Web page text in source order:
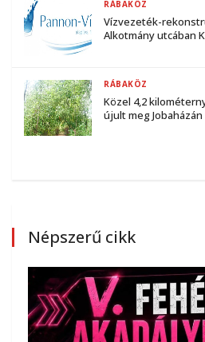
Vízvezeték-
Alkotmány utcában
RÁBAKÖZ
Közel 4,2
újult meg Jobaházán
RÁBAKÖZ
Népszerű cikk